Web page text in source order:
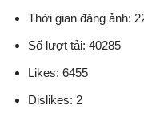
Thời gian đăng ảnh:
Số lượt tải: 40285
Likes: 6455
Dislikes: 2